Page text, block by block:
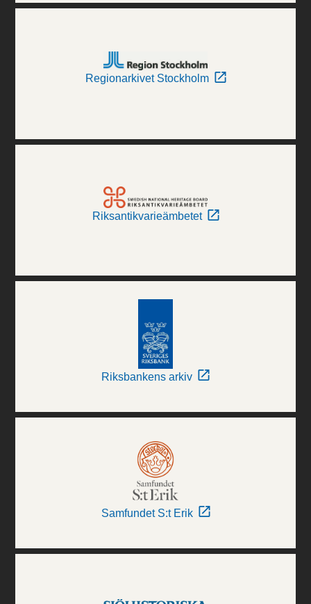
Regionarkivet Stockholm
Riksantikvarieämbetet
Riksbankens arkiv
Samfundet S:t Erik